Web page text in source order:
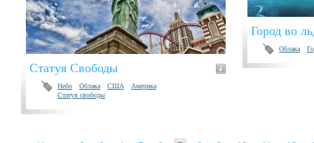
Статуя Свободы
Небо Облака США
Америка
Статуя свободы
Город во
Облака